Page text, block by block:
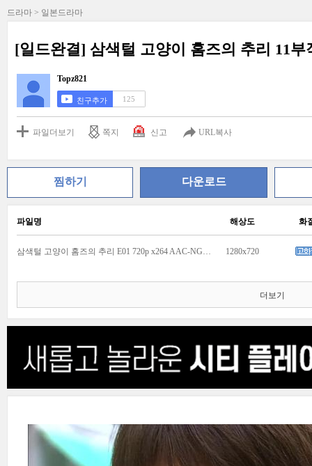
드라마 > 일본드라마
[일드완결] 삼색털 고양이 홈즈의 추리 11부
Topz821
친구추가 125
파일더보기 쪽지 신고 URL복사
찜하기 다운로드
파일명 해상도 화
삼색털 고양이 홈즈의 추리 E01 720p x264 AAC-NGB.mkv 1280x720
더보기